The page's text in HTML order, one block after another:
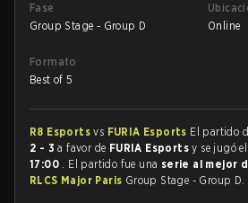
Fase
Group Stage - Group D
Online
Formato
Best of 5
R8 Esportsvs FURIA Esports El partido
2 - 3 a favor de FURIA Esportsy se jugó el
17:00 . El partido fue una serie al mejor
RLCS Major Paris Group Stage - Group D.